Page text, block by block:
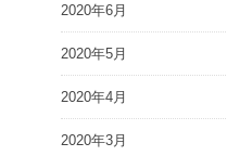
2020年6月
2020年5月
2020年4月
2020年3月